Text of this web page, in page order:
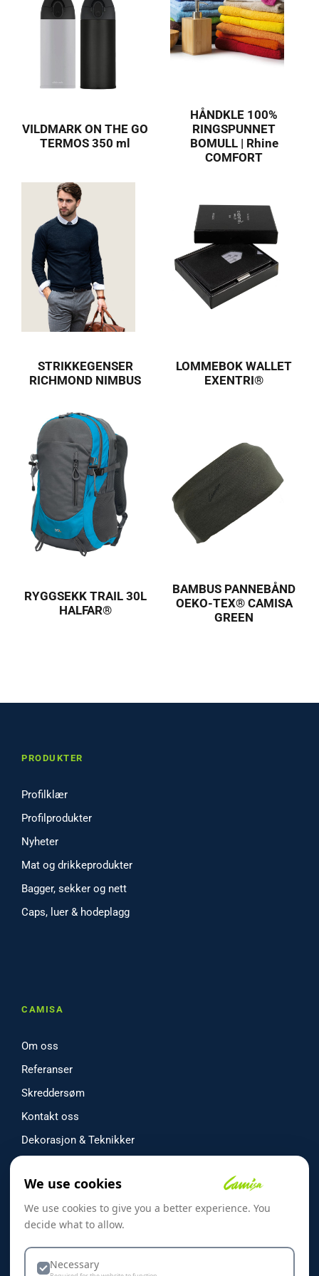
VILDMARK ON THE GO
TERMOS 350 ml
HÅNDKLE 100%
RINGSPUNNET
BOMULL | Rhine
COMFORT
STRIKKEGENSER
RICHMOND NIMBUS
LOMMEBOK WALLET
EXENTRI®
RYGGSEKK TRAIL 30L
HALFAR®
BAMBUS PANNEBÅND
OEKO-TEX® CAMISA
GREEN
PRODUKTER
Profilklær
Profilprodukter
Nyheter
Mat og drikkeprodukter
Bagger, sekker og nett
Caps, luer & hodeplagg
CAMISA
Om oss
Referanser
Skreddersøm
Kontakt oss
Dekorasjon & Teknikker
We use cookies
We use cookies to give you a better experience. You
decide what to allow.
Necessary